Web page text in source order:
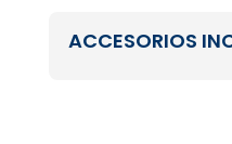
ACCESORIOS